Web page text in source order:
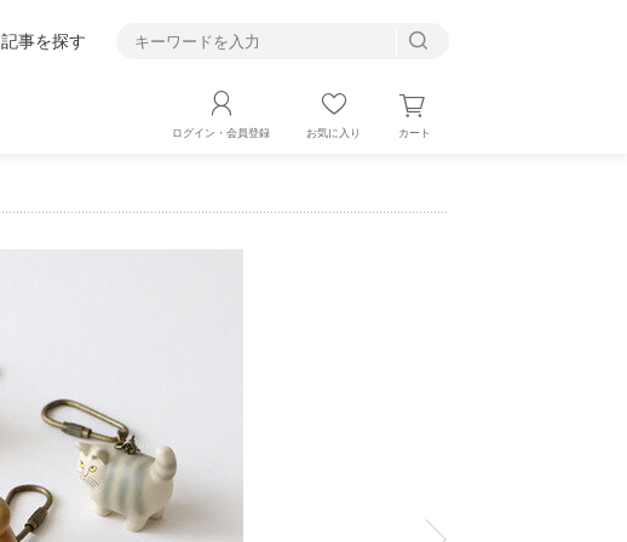
記事を探す
ログイン・会員登録 お気に入り カート